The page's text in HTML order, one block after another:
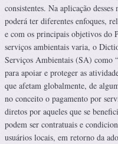
consistentes. Na aplicação
poderá ter diferentes enfoques,
e com os principais objetivos do
serviços ambientais varia, o
Serviços Ambientais (SA) como
para apoiar e proteger as
que afetam globalmente, de
no conceito o pagamento por
diretos por aqueles que se
podem ser contratuais e
usuários locais, em retorno da